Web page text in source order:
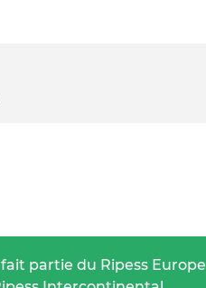
partie du Ripess Europe